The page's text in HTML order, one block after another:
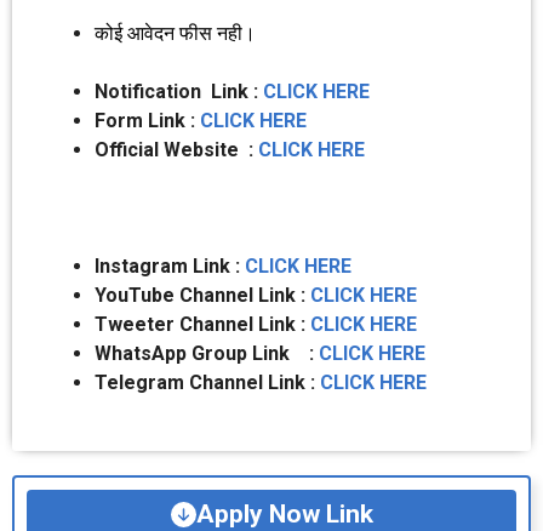
कोई आवेदन फीस नही।
Notification Link : CLICK HERE
Form Link : CLICK HERE
Official Website : CLICK HERE
Instagram Link : CLICK HERE
YouTube Channel Link : CLICK HERE
Tweeter Channel Link : CLICK HERE
WhatsApp Group Link : CLICK HERE
Telegram Channel Link : CLICK HERE
Apply Now Link